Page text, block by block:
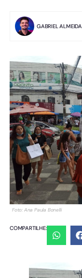
GABRIEL ALMEIDA
Foto: Ana Paula Bonelli
COMPARTILHE: